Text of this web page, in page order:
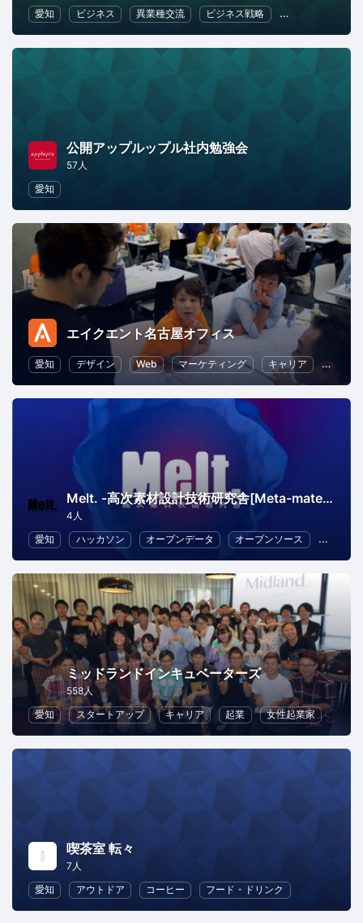
愛知 ビジネス 異業種交流 ビジネス戦略 健康・ウェルネス
公開アップルップル社内勉強会
57人
愛知
エイクエント名古屋オフィス
愛知 デザイン Web マーケティング キャリア ライテ
Melt. -高次素材設計技術研究舎[Meta-material design-Engineering Learning Team]
4人
愛知
ハッカソン オープンデータ オープンソース アート
ミッドランドインキュベーターズ
558人
愛知
スタートアップ キャリア 起業 女性起業家
喫茶室 転々
7人
愛知
アウトドア コーヒー フード・ドリンク